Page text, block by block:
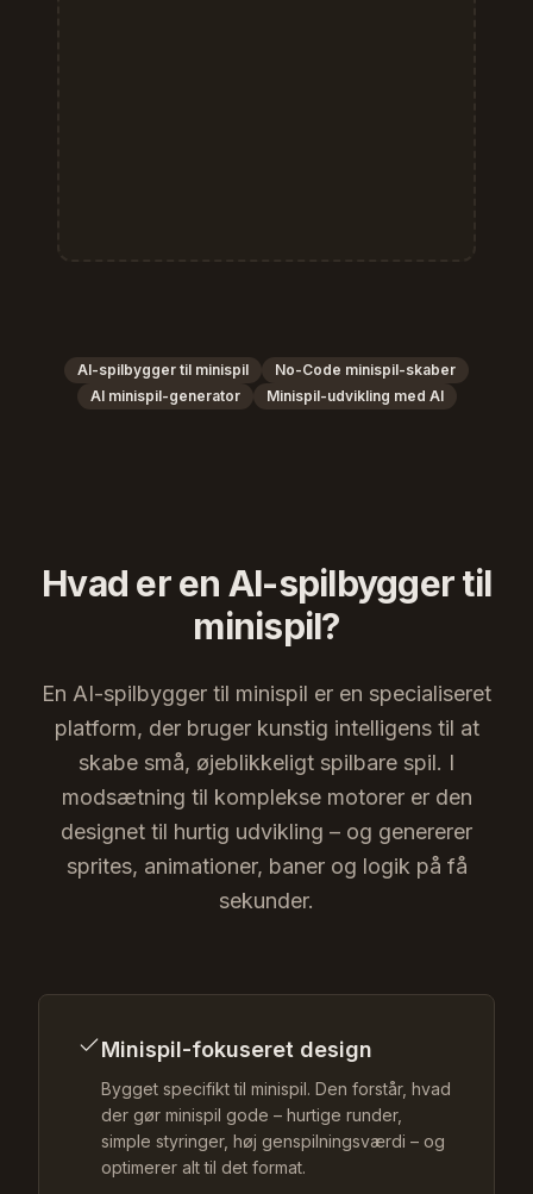
AI-spilbygger til minispil
No-Code minispil-skaber
AI minispil-generator
Minispil-udvikling med AI
Hvad er en AI-spilbygger til
minispil?
En AI-spilbygger til minispil er en specialiseret
platform, der bruger kunstig intelligens til at
skabe små, øjeblikkeligt spilbare spil. I
modsætning til komplekse motorer er den
designet til hurtig udvikling – og genererer
sprites, animationer, baner og logik på få
sekunder.
Minispil-fokuseret design
Bygget specifikt til minispil. Den forstår, hvad
der gør minispil gode – hurtige runder,
simple styringer, høj genspilningsværdi – og
optimerer alt til det format.